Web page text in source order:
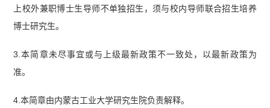
上校外兼职博士生导师不单独招生，须与校内导师联合招生培养
博士研究生。
3.本简章未尽事宜或与上级最新政策不一致处，以最新政策为
准。
4.本简章由内蒙古工业大学研究生院负责解释。